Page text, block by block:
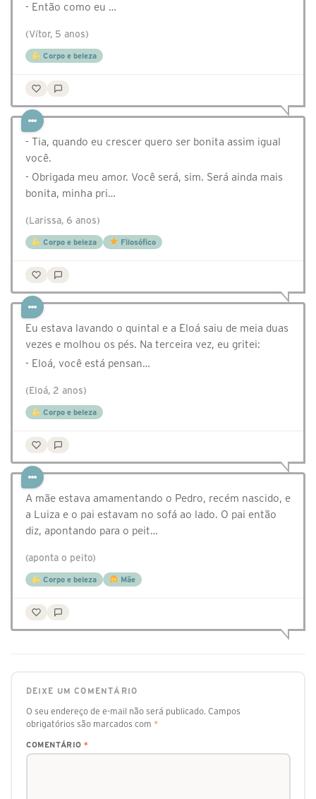
- Então como eu …
(Vítor, 5 anos)
Corpo e beleza
- Tia, quando eu crescer quero ser bonita assim igual
você.
- Obrigada meu amor. Você será, sim. Será ainda mais
bonita, minha pri…
(Larissa, 6 anos)
Corpo e beleza Filosófico
Eu estava lavando o quintal e a Eloá saiu de meia duas
vezes e molhou os pés. Na terceira vez, eu gritei:
- Eloá, você está pensan…
(Eloá, 2 anos)
Corpo e beleza
A mãe estava amamentando o Pedro, recém nascido, e
a Luiza e o pai estavam no sofá ao lado. O pai então
diz, apontando para o peit…
(aponta o peito)
Corpo e beleza Mãe
DEIXE UM COMENTÁRIO
O seu endereço de e-mail não será publicado. Campos
obrigatórios são marcados com *
COMENTÁRIO *